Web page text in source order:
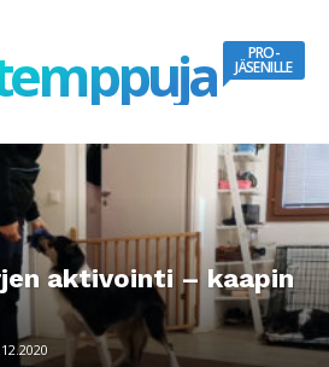
PRO-
JÄSENILLE
aktivointi – kaapin